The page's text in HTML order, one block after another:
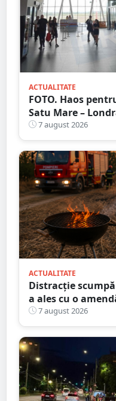
ACTUALITATE
FOTO. Haos
Satu Mare –
nouă întârziere.
7 august 2026
ACTUALITATE
Distracție
a ales cu o
7 august 2026